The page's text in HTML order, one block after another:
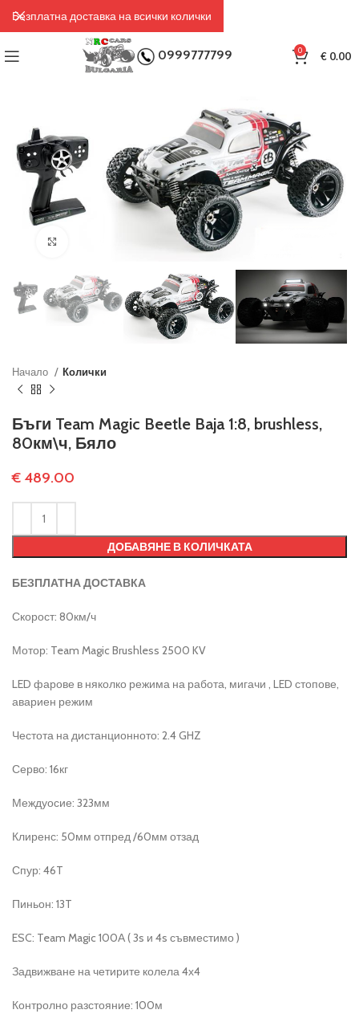
0999777799 0 €0.00
Начало Колички
Бъги Team Magic Beetle Baja 1:8, brushless,
80км\ч, Бяло
€ 489.00
ДОБАВЯНЕ В КОЛИЧКАТА
БЕЗПЛАТНА ДОСТАВКА
Скорост: 80км/ч
Мотор: Team Magic Brushless 2500 KV
LED фарове в няколко режима на работа, мигачи , LED стопове,
авариен режим
Честота на дистанционното: 2.4 GHZ
Серво: 16кг
Междуосие: 323мм
Клиренс: 50мм отпред /60мм отзад
Спур: 46T
Пиньон: 13T
ESC: Team Magic 100А ( 3s и 4s съвместимо )
Задвижване на четирите колела 4х4
Контролно разстояние: 100м
Безплатна доставка на всички колички